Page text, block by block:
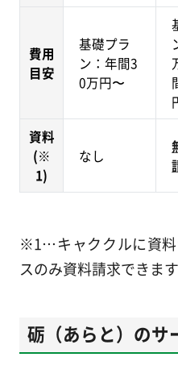
費用
目安
基礎プラ
ン：年間3
0万円〜
資料
(※
1)
なし
※1…キャククルに資料
スのみ資料請求できます
砺（あらと）のサ